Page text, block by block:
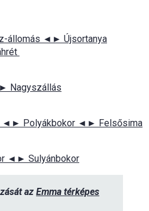
állomás ◄► Újsortanya
Nagyszállás
◄► Polyákbokor ◄► Felsősima
◄► Sulyánbokor
az Emma térképes